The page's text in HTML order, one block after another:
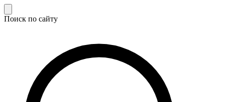
Поиск по сайту